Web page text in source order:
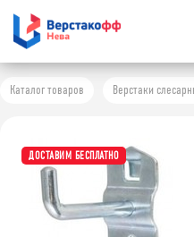
Каталог товаров Верстаки
ДОСТАВИМ БЕСПЛАТНО